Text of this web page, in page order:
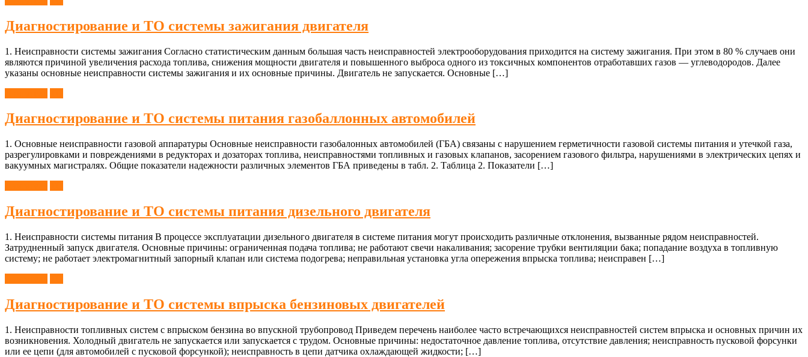
Диагностирование и ТО системы зажигания двигателя
1. Неисправности системы зажигания Согласно статистическим данным большая часть неисправностей электрооборудования приходится на систему зажигания. При этом в 80 % случаев они
являются причиной увеличения расхода топлива, снижения мощности двигателя и повышенного выброса одного из токсичных компонентов отработавших газов — углеводородов. Далее
указаны основные неисправности системы зажигания и их основные причины. Двигатель не запускается. Основные […]
Диагностирование и ТО системы питания газобаллонных автомобилей
1. Основные неисправности газовой аппаратуры Основные неисправности газобалонных автомобилей (ГБА) связаны с нарушением герметичности газовой системы питания и утечкой газа,
разрегулировками и повреждениями в редукторах и дозаторах топлива, неисправностями топливных и газовых клапанов, засорением газового фильтра, нарушениями в электрических цепях и
вакуумных магистралях. Общие показатели надежности различных элементов ГБА приведены в табл. 2. Таблица 2. Показатели […]
Диагностирование и ТО системы питания дизельного двигателя
1. Неисправности системы питания В процессе эксплуатации дизельного двигателя в системе питания могут происходить различные отклонения, вызванные рядом неисправностей.
Затрудненный запуск двигателя. Основные причины: ограниченная подача топлива; не работают свечи накаливания; засорение трубки вентиляции бака; попадание воздуха в топливную
систему; не работает электромагнитный запорный клапан или система подогрева; неправильная установка угла опережения впрыска топлива; неисправен […]
Диагностирование и ТО системы впрыска бензиновых двигателей
1. Неисправности топливных систем с впрыском бензина во впускной трубопровод Приведем перечень наиболее часто встречающихся неисправностей систем впрыска и основных причин их
возникновения. Холодный двигатель не запускается или запускается с трудом. Основные причины: недостаточное давление топлива, отсутствие давления; неисправность пусковой форсунки
или ее цепи (для автомобилей с пусковой форсункой); неисправность в цепи датчика охлаждающей жидкости; […]